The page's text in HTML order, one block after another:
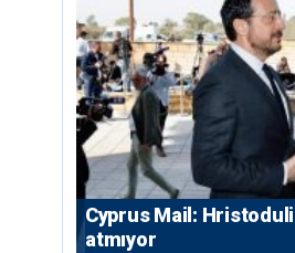
⁠Cyprus Mail:
atmıyor